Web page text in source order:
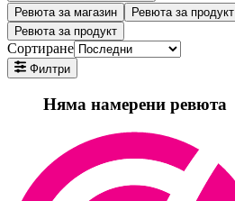
Ревюта за магазин
Ревюта за продукт
Ревюта за продукт
Сортиране
Филтри
Няма намерени ревюта